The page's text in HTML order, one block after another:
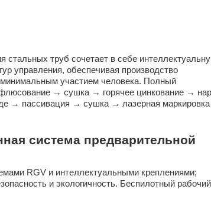
стальных труб сочетает в себе
управления, обеспечивая производство
минимальным участием человека. Полный
→ сушка → горячее цинкование →
→ пассивация → сушка → лазерная
система предварительной
RGV и интеллектуальными креплениями;
и экологичность. Беспилотный рабочий